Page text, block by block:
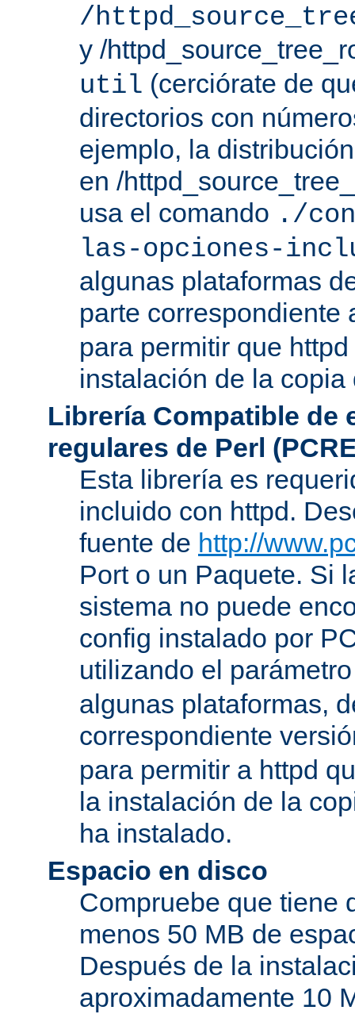
/
y /
util (cerciórate de
directorios con
ejemplo, la
en /
usa el comando ./
las-opciones-
algunas plataformas
parte
para permitir que
instalación de la
Librería Compatible de
regulares de Perl
Esta librería es
incluido con httpd.
fuente de http://
Port o un Paquete. Si
sistema no puede
config instalado por
utilizando el parámetro
algunas plataformas,
correspondiente
para permitir a httpd
la instalación de la
ha instalado.
Espacio en disco
Compruebe que tiene
menos 50 MB de
Después de la
aproximadamente 10